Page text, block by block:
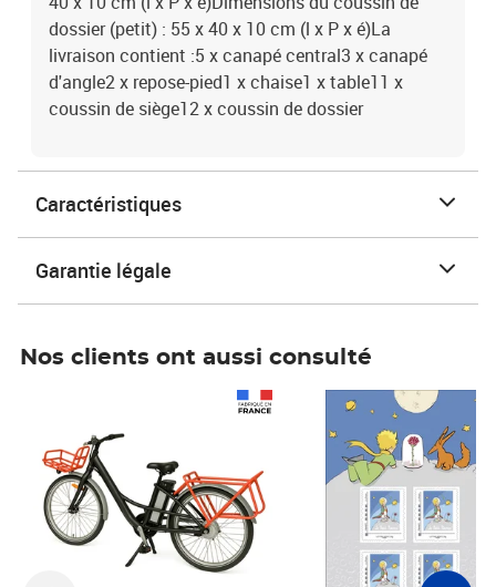
dossier (petit) : 55 x 40 x 10 cm (l x P x é)La
livraison contient :5 x canapé central3 x canapé
d'angle2 x repose-pied1 x chaise1 x table11 x
coussin de siège12 x coussin de dossier
Caractéristiques
Garantie légale
Nos clients ont aussi consulté
Prix 7,50€